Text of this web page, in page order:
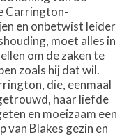
Carrington-
en onbetwist leider
moet alles in
om de zaken te
zoals hij dat wil.
die, eenmaal
haar liefde
en moeizaam een
van Blakes gezin en